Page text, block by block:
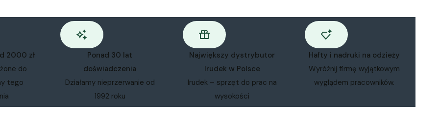
2000 zł
do
tego
Ponad 30 lat
doświadczenia
Działamy nieprzerwanie od
1992 roku
Największy dystrybutor
Irudek w Polsce
Irudek – sprzęt do prac na
wysokości
Hafty i nadruki na odzieży
Wyróżnij firmę wyjątkowym
wyglądem pracowników.